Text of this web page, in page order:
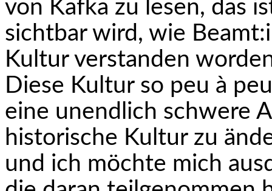
von Kafka zu lesen, das
sichtbar wird, wie
Kultur verstanden
Diese Kultur so peu à
eine unendlich schwere
historische Kultur zu
und ich möchte mich